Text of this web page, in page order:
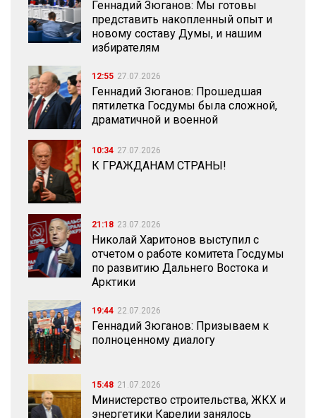
Геннадий Зюганов: Мы готовы
представить накопленный опыт и
новому составу Думы, и нашим
избирателям
12:55 27.07.2026
Геннадий Зюганов: Прошедшая
пятилетка Госдумы была сложной,
драматичной и военной
10:34 27.07.2026
К ГРАЖДАНАМ СТРАНЫ!
21:18 23.07.2026
Николай Харитонов выступил с
отчетом о работе комитета Госдумы
по развитию Дальнего Востока и
Арктики
19:44 22.07.2026
Геннадий Зюганов: Призываем к
полноценному диалогу
15:48 21.07.2026
Министерство строительства, ЖКХ и
энергетики Карелии занялось